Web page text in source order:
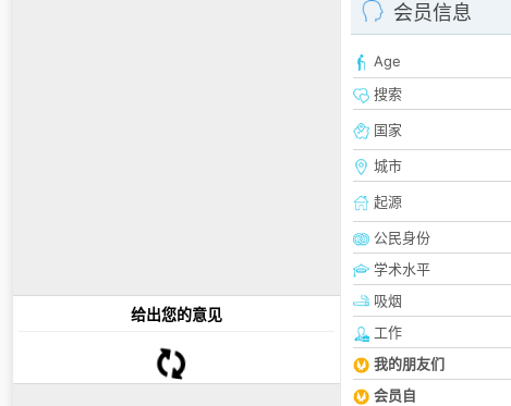
给出您的意见
会员信息
Age
搜索
国家
城市
起源
公民身份
学术水平
吸烟
工作
我的朋友们
会员自